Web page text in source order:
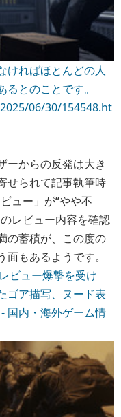
ければほとんどの人
とのことです。
06/30/154548.ht
ーからの反発は大き
せられて記事執筆時
ュー」が“やや不
レビュー内容を確認
の蓄積が、この度の
もあるようです。
ビュー爆撃を受け
ゴア描写、ヌード表
国内・海外ゲーム情